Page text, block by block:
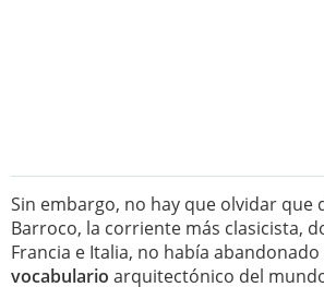
Sin embargo, no hay que olvidar que
Barroco, la corriente más clasicista,
Francia e Italia, no había
vocabulario arquitectónico del